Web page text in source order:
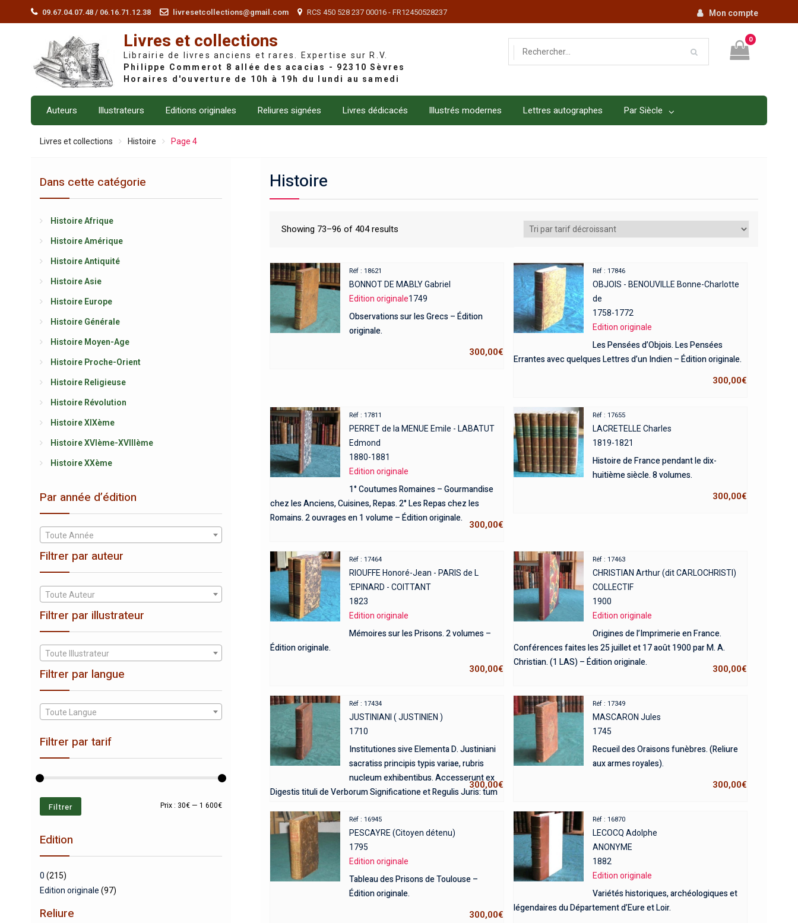
09.67.04.07.48 / 06.16.71.12.38 livresetcollections@gmail.com RCS 450 528 237 00016 - FR12450528237 Mon compte
Livres et collections
Librairie de livres anciens et rares. Expertise sur R.V.
0
Auteurs Illustrateurs Editions originales Reliures signées Livres dédicacés Illustrés modernes Lettres autographes Par Siècle
Livres et collections Histoire Page 4
Histoire
Showing 73–96 of 404 results
Réf : 18621
BONNOT DE MABLY Gabriel
Edition originale1749
Observations sur les Grecs – Édition
originale.
300,00€
Réf : 17846
OBJOIS - BENOUVILLE Bonne-Charlotte
de
1758-1772
Edition originale
Les Pensées d’Objois. Les Pensées
Errantes avec quelques Lettres d’un Indien – Édition originale.
300,00€
Réf : 17811
PERRET de la MENUE Emile - LABATUT
Edmond
1880-1881
Edition originale
1° Coutumes Romaines – Gourmandise
chez les Anciens, Cuisines, Repas. 2° Les Repas chez les
Romains. 2 ouvrages en 1 volume – Édition originale.
300,00€
Réf : 17655
LACRETELLE Charles
1819-1821
Histoire de France pendant le dix-
huitième siècle. 8 volumes.
300,00€
Réf : 17464
RIOUFFE Honoré-Jean - PARIS de L
'EPINARD - COITTANT
1823
Edition originale
Mémoires sur les Prisons. 2 volumes –
Édition originale.
300,00€
Réf : 17463
CHRISTIAN Arthur (dit CARLOCHRISTI)
COLLECTIF
1900
Edition originale
Origines de l’Imprimerie en France.
Conférences faites les 25 juillet et 17 août 1900 par M. A.
Christian. (1 LAS) – Édition originale.
300,00€
Réf : 17434
JUSTINIANI ( JUSTINIEN )
1710
Institutiones sive Elementa D. Justiniani
sacratiss principis typis variae, rubris
nucleum exhibentibus. Accesserunt ex
Digestis tituli de Verborum Significatione et Regulis Juris: tum
300,00€
Réf : 17349
MASCARON Jules
1745
Recueil des Oraisons funèbres. (Reliure
aux armes royales).
300,00€
Réf : 16945
PESCAYRE (Citoyen détenu)
1795
Edition originale
Tableau des Prisons de Toulouse –
Édition originale.
300,00€
Réf : 16870
LECOCQ Adolphe
ANONYME
1882
Edition originale
Variétés historiques, archéologiques et
légendaires du Département d’Eure et Loir.
Dans cette catégorie
Histoire Afrique
Histoire Amérique
Histoire Antiquité
Histoire Asie
Histoire Europe
Histoire Générale
Histoire Moyen-Age
Histoire Proche-Orient
Histoire Religieuse
Histoire Révolution
Histoire XIXème
Histoire XVIème-XVIIIème
Histoire XXème
Par année d’édition
Toute Année
Filtrer par auteur
Toute Auteur
Filtrer par illustrateur
Toute Illustrateur
Filtrer par langue
Toute Langue
Filtrer par tarif
Prix
Prix
Filtrer Prix : 30€ — 1 600€
Edition
0 (215)
Edition originale (97)
Reliure